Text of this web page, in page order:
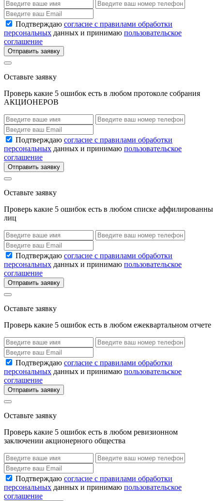
Подтверждаю согласие с правилами обработки
персональных данных и принимаю пользовательское
соглашение
Отправить заявку
Оставьте заявку
Проверь какие 5 ошибок есть в любом протоколе собрания
АКЦИОНЕРОВ
Подтверждаю согласие с правилами обработки
персональных данных и принимаю пользовательское
соглашение
Отправить заявку
Оставьте заявку
Проверь какие 5 ошибок есть в любом списке аффилированны
лиц
Подтверждаю согласие с правилами обработки
персональных данных и принимаю пользовательское
соглашение
Отправить заявку
Оставьте заявку
Проверь какие 5 ошибок есть в любом ежеквартальном отчете
Подтверждаю согласие с правилами обработки
персональных данных и принимаю пользовательское
соглашение
Отправить заявку
Оставьте заявку
Проверь какие 5 ошибок есть в любом ревизионном
заключении акционерного общества
Подтверждаю согласие с правилами обработки
персональных данных и принимаю пользовательское
соглашение